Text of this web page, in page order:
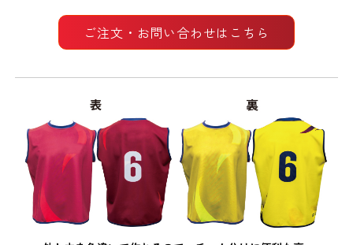
ご注文・お問い合わせはこちら